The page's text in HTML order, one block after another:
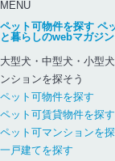
MENU
ペット可物件を探す ペ
と暮らしのwebマガジン
大型犬・中型犬・小型
ンションを探そう
ペット可物件を探す
ペット可賃貸物件を探す
ペット可マンションを
一戸建てを探す